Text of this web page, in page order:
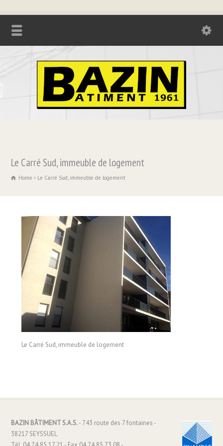
Le Carré Sud, immeuble de logement
Home Le Carré Sud, immeuble de logement
Le Carré Sud, immeuble de logement
BAZIN BÂTIMENT S.A.S.- 743 route des 7 fontaines -
38217 SEYSSUEL